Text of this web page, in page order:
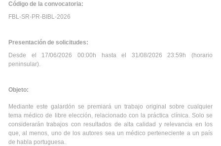
Código de la convocatoria:
FBL-SR-PR-BIBL-2026
Presentación de solicitudes:
Desde el 17/06/2026 00:00h hasta el 31/08/2026 23:59h (horario
peninsular).
Objeto:
Mediante este galardón se premiará un trabajo original sobre cualquier
tema médico de libre elección, relacionado con la práctica clínica. Solo se
considerarán trabajos con resultados de alta calidad y relevancia en los
que, al menos, uno de los autores sea un médico perteneciente a un país
de habla portuguesa.